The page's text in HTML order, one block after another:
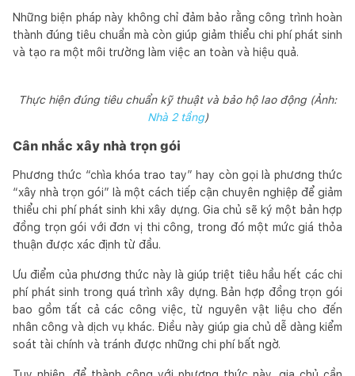
Những biện pháp này không chỉ đảm bảo rằng công trình hoàn
thành đúng tiêu chuẩn mà còn giúp giảm thiểu chi phí phát sinh
và tạo ra một môi trường làm việc an toàn và hiệu quả.
Thực hiện đúng tiêu chuẩn kỹ thuật và bảo hộ lao động (Ảnh:
Nhà 2 tầng)
Cân nhắc xây nhà trọn gói
Phương thức “chìa khóa trao tay” hay còn gọi là phương thức
“xây nhà trọn gói” là một cách tiếp cận chuyên nghiệp để giảm
thiểu chi phí phát sinh khi xây dựng. Gia chủ sẽ ký một bản hợp
đồng trọn gói với đơn vị thi công, trong đó một mức giá thỏa
thuận được xác định từ đầu.
Ưu điểm của phương thức này là giúp triệt tiêu hầu hết các chi
phí phát sinh trong quá trình xây dựng. Bản hợp đồng trọn gói
bao gồm tất cả các công việc, từ nguyên vật liệu cho đến
nhân công và dịch vụ khác. Điều này giúp gia chủ dễ dàng kiểm
soát tài chính và tránh được những chi phí bất ngờ.